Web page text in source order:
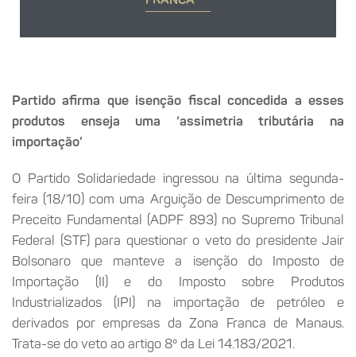
Partido afirma que isenção fiscal concedida a esses
produtos enseja uma ‘assimetria tributária na
importação’
O Partido Solidariedade ingressou na última segunda-
feira (18/10) com uma Arguição de Descumprimento de
Preceito Fundamental (ADPF 893) no Supremo Tribunal
Federal (STF) para questionar o veto do presidente Jair
Bolsonaro que manteve a isenção do Imposto de
Importação (II) e do Imposto sobre Produtos
Industrializados (IPI) na importação de petróleo e
derivados por empresas da Zona Franca de Manaus.
Trata-se do veto ao artigo 8º da Lei 14.183/2021.